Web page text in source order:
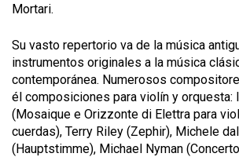
Mortari.
Su vasto repertorio va de la música
instrumentos originales a la música
contemporánea. Numerosos
él composiciones para violín y orquesta:
(Mosaique e Orizzonte di Elettra para
cuerdas), Terry Riley (Zephir), Michele
(Hauptstimme), Michael Nyman